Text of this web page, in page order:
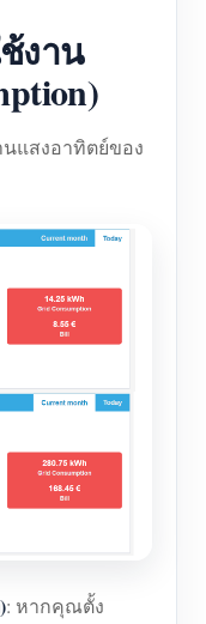
งาน
แสงอาทิตย์ของ
: หากคุณตั้ง